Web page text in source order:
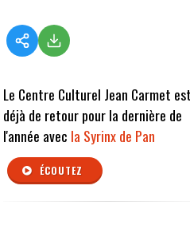
Le Centre Culturel Jean Carmet est
déjà de retour pour la dernière de
l'année avec la Syrinx de Pan
ÉCOUTEZ